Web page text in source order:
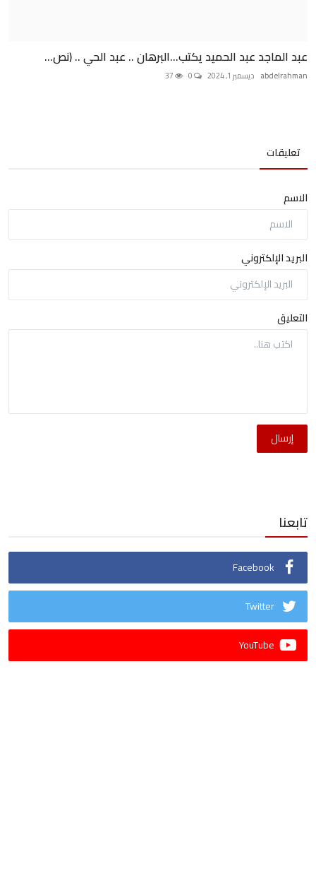
عبد الماجد عبد الحميد يكتب...البرهان .. عبد الحي .. (نص...
abdelrahman ديسمبر 1, 2024
تعليقات
الاسم
البريد الإلكتروني
التعليق
إرسال
تابعنا
Facebook
Twitter
YouTube